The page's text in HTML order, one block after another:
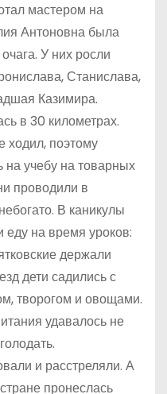
мастером на
Антоновна была
У них росли
Станислава,
Казимира.
в 30 километрах.
ходил, поэтому
на учебу на товарных
проводили в
В каникулы
еду на время уроков:
держали
дети садились с
творогом и овощами.
удавалось не
и расстреляли. А
пронеслась